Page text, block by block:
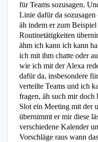
für Teams sozusagen.
Linie dafür da sozusagen
äh indem er zum Beispiel
Routinetätigkeiten
ähm ich kann ich kann
ich mit ihm chatte oder
wie ich mit der Alexa
dafür da, insbesondere
verteilte Teams und ich
fragen, äh such mir doch
Slot ein Meeting mit der
übernimmt er mir diese
verschiedene Kalender
Vorschläge raus wann